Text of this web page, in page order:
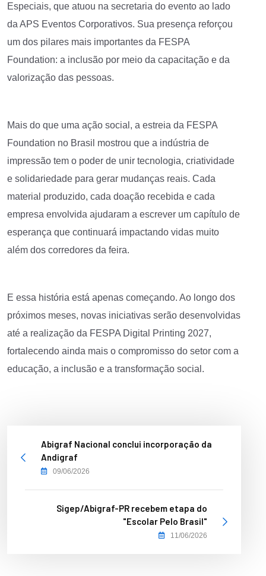
Especiais, que atuou na secretaria do evento ao lado
da APS Eventos Corporativos. Sua presença reforçou
um dos pilares mais importantes da FESPA
Foundation: a inclusão por meio da capacitação e da
valorização das pessoas.
Mais do que uma ação social, a estreia da FESPA
Foundation no Brasil mostrou que a indústria de
impressão tem o poder de unir tecnologia, criatividade
e solidariedade para gerar mudanças reais. Cada
material produzido, cada doação recebida e cada
empresa envolvida ajudaram a escrever um capítulo de
esperança que continuará impactando vidas muito
além dos corredores da feira.
E essa história está apenas começando. Ao longo dos
próximos meses, novas iniciativas serão desenvolvidas
até a realização da FESPA Digital Printing 2027,
fortalecendo ainda mais o compromisso do setor com a
educação, a inclusão e a transformação social.
Abigraf Nacional conclui incorporação da
Andigraf
09/06/2026
Sigep/Abigraf-PR recebem etapa do
"Escolar Pelo Brasil"
11/06/2026